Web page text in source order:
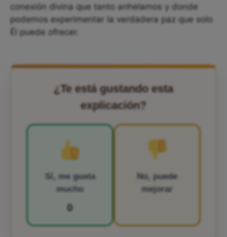
conexión divina que tanto anhelamos y donde
podemos experimentar la verdadera paz que solo
Él puede ofrecer.
¿Te está gustando esta
explicación?
Sí, me gusta
mucho
0
No, puede
mejorar